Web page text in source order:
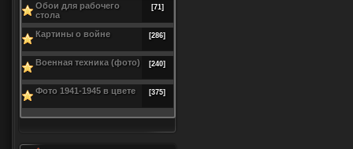
Обои для рабочего
стола
[71]
Картины о войне [286]
Военная техника (фото) [240]
Фото 1941-1945 в цвете [375]